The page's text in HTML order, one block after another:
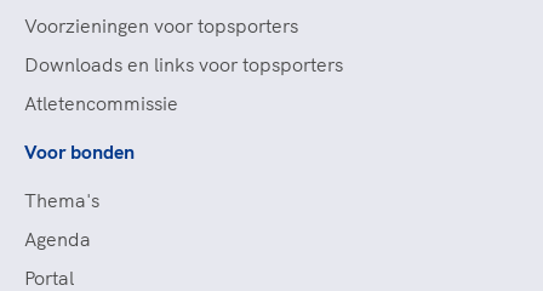
Voorzieningen voor topsporters
Downloads en links voor topsporters
Atletencommissie
Voor bonden
Thema's
Agenda
Portal